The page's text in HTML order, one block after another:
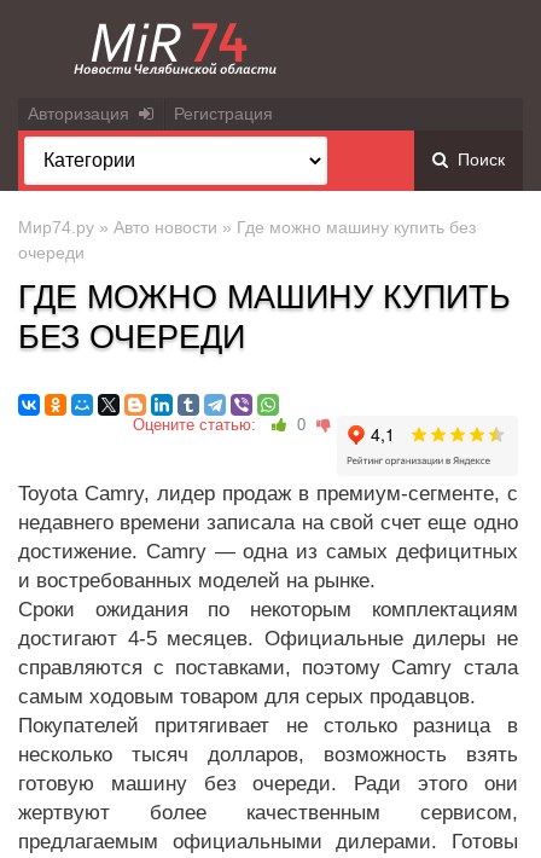
Авторизация Регистрация
Поиск
Мир74.ру » Авто новости » Где можно машину купить без
очереди
ГДЕ МОЖНО МАШИНУ КУПИТЬ
БЕЗ ОЧЕРЕДИ
Оцените статью: 0
Toyota Camry, лидер продаж в премиум-сегменте, с
недавнего времени записала на свой счет еще одно
достижение. Camry — одна из самых дефицитных
и востребованных моделей на рынке.
Сроки ожидания по некоторым комплектациям
достигают 4-5 месяцев. Официальные дилеры не
справляются с поставками, поэтому Camry стала
самым ходовым товаром для серых продавцов.
Покупателей притягивает не столько разница в
несколько тысяч долларов, возможность взять
готовую машину без очереди. Ради этого они
жертвуют более качественным сервисом,
предлагаемым официальными дилерами. Готовы